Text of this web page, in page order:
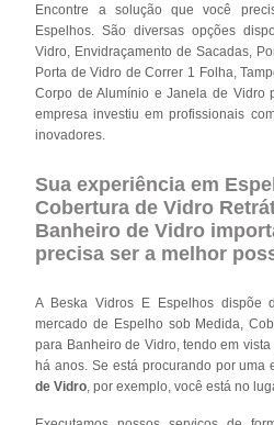
Encontre a solução que você
Espelhos. São diversas opções
Vidro, Envidraçamento de Sacadas,
Porta de Vidro de Correr 1 Folha,
Corpo de Alumínio e Janela de Vidro
empresa investiu em profissionais
inovadores.
Sua experiência em
Cobertura de Vidro
Banheiro de Vidro
precisa ser a melhor
A Beska Vidros E Espelhos dispõe
mercado de Espelho sob Medida,
para Banheiro de Vidro, tendo em
há anos. Se está procurando por uma
de Vidro , por exemplo, você está no